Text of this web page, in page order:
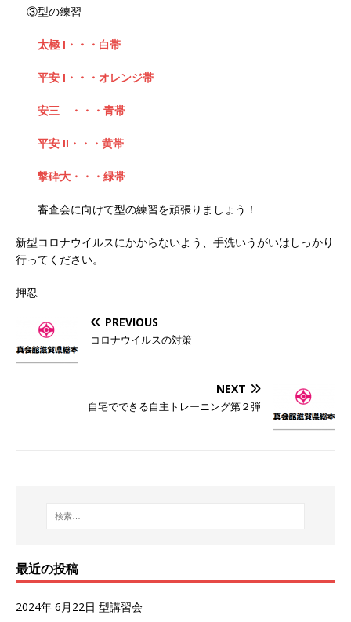
③型の練習
太極 I・・・白帯
平安 I・・・オレンジ帯
安三 ・・・青帯
平安 II・・・黄帯
撃砕大・・・緑帯
審査会に向けて型の練習を頑張りましょう！
新型コロナウイルスにかからないよう、手洗いうがいはしっかり
行ってください。
押忍
PREVIOUS
コロナウイルスの対策
NEXT
自宅でできる自主トレーニング第２弾
最近の投稿
2024年 6月22日 型講習会